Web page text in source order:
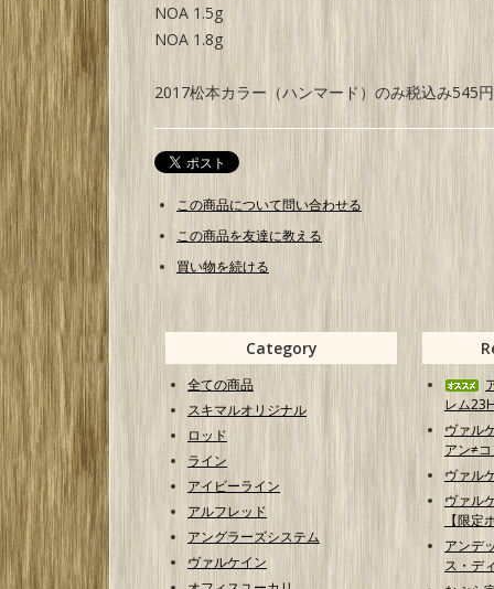
NOA 1.5g
NOA 1.8g
2017松本カラー（ハンマード）のみ税込み545
この商品について問い合わせる
この商品を友達に教える
買い物を続ける
Category
全ての商品
スキマルオリジナル
ロッド
ライン
アイビーライン
アルフレッド
アングラーズシステム
ヴァルケイン
レム
ヴァル
アン≠
ヴァル
ヴァル
【限定
アンデ
ス・デ